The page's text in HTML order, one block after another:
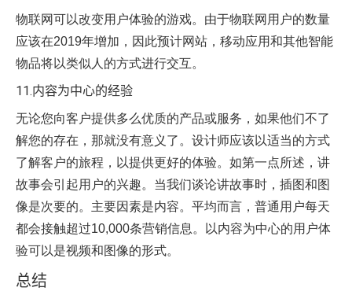
物联网可以改变用户体验的游戏。由于物联网用户的数量
应该在2019年增加，因此预计网站，移动应用和其他智能
物品将以类似人的方式进行交互。
11.内容为中心的经验
无论您向客户提供多么优质的产品或服务，如果他们不了
解您的存在，那就没有意义了。设计师应该以适当的方式
了解客户的旅程，以提供更好的体验。如第一点所述，讲
故事会引起用户的兴趣。当我们谈论讲故事时，插图和图
像是次要的。主要因素是内容。平均而言，普通用户每天
都会接触超过10,000条营销信息。以内容为中心的用户体
验可以是视频和图像的形式。
总结